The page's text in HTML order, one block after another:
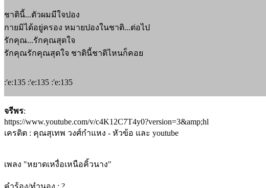
ชาตินี้...ตัวผมมีใจปอง
กายมิได้อยู่ครอง หมายปองในชาติ...ต่อไป
รักคุณ...รักคุณสุดใจ
รักคุณรักคุณสุดใจ ชาตินี้ชาติไหนก็คอย
:'e:135 :'e:135 :'e:135
จรีพร:
https://www.youtube.com/v/c4K12C7T4y0?version=3&amp;hl
เครดิต : คุณสุเทพ วงศ์กำแหง - หัวข้อ และ youtube
เพลง "หยาดเหงื่อเหนือคิ้วนาง"
คำร้อง/ทำนอง : ?